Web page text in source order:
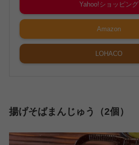
Yahoo!ショッピング
Amazon
LOHACO
揚げそばまんじゅう（2個）